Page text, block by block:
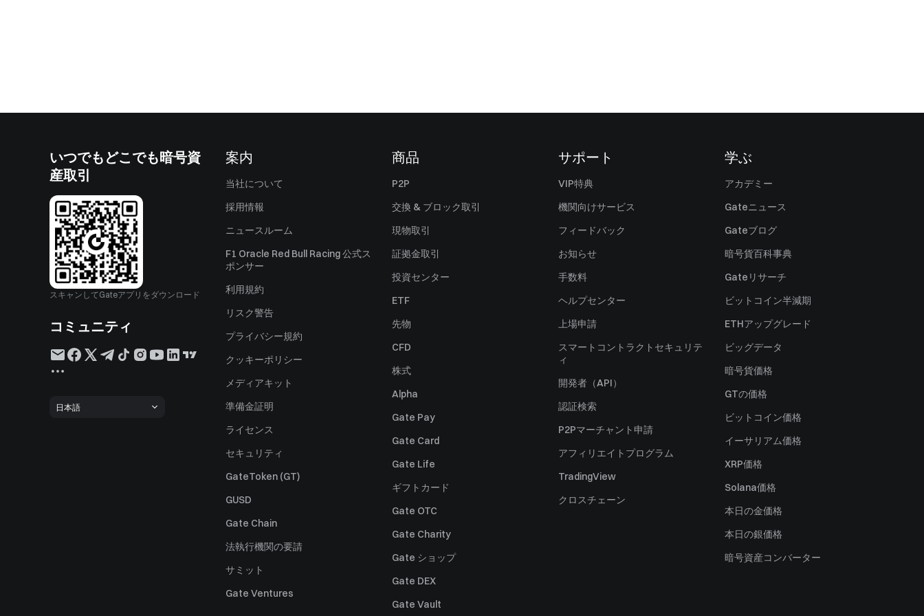
いつでもどこでも暗号資
産取引
スキャンしてGateアプリをダウンロード
コミュニティ
日本語
案内
当社について
採用情報
ニュースルーム
F1 Oracle Red Bull Racing 公式ス
ポンサー
利用規約
リスク警告
プライバシー規約
クッキーポリシー
メディアキット
準備金証明
ライセンス
セキュリティ
GateToken (GT)
GUSD
Gate Chain
法執行機関の要請
サミット
Gate Ventures
商品
P2P
交換 & ブロック取引
現物取引
証拠金取引
投資センター
ETF
先物
CFD
株式
Alpha
Gate Pay
Gate Card
Gate Life
ギフトカード
Gate OTC
Gate Charity
Gate ショップ
Gate DEX
Gate Vault
サポート
VIP特典
機関向けサービス
フィードバック
お知らせ
手数料
ヘルプセンター
上場申請
スマートコントラクトセキュリテ
ィ
開発者（API）
認証検索
P2Pマーチャント申請
アフィリエイトプログラム
TradingView
クロスチェーン
学ぶ
アカデミー
Gateニュース
Gateブログ
暗号貨百科事典
Gateリサーチ
ビットコイン半減期
ETHアップグレード
ビッグデータ
暗号貨価格
GTの価格
ビットコイン価格
イーサリアム価格
XRP価格
Solana価格
本日の金価格
本日の銀価格
暗号資産コンバーター